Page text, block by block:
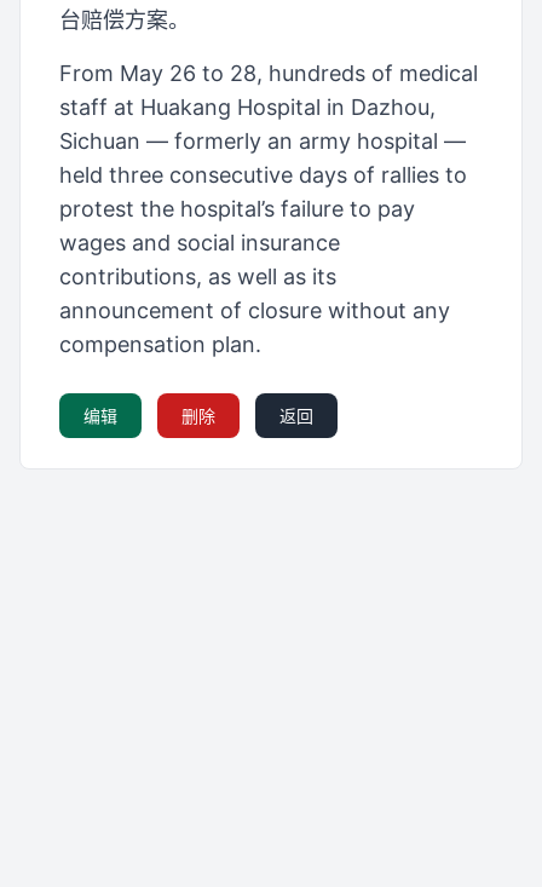
台赔偿方案。
From May 26 to 28, hundreds of medical
staff at Huakang Hospital in Dazhou,
Sichuan — formerly an army hospital —
held three consecutive days of rallies to
protest the hospital’s failure to pay
wages and social insurance
contributions, as well as its
announcement of closure without any
compensation plan.
编辑 删除 返回